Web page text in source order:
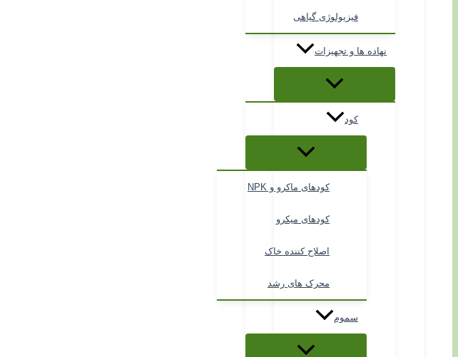
فیزیولوژی گیاهی
نهاده ها و تجهیزات
کود
کودهای ماکرو و NPK
کودهای میکرو
اصلاح کننده خاک
محرک های رشد
سموم